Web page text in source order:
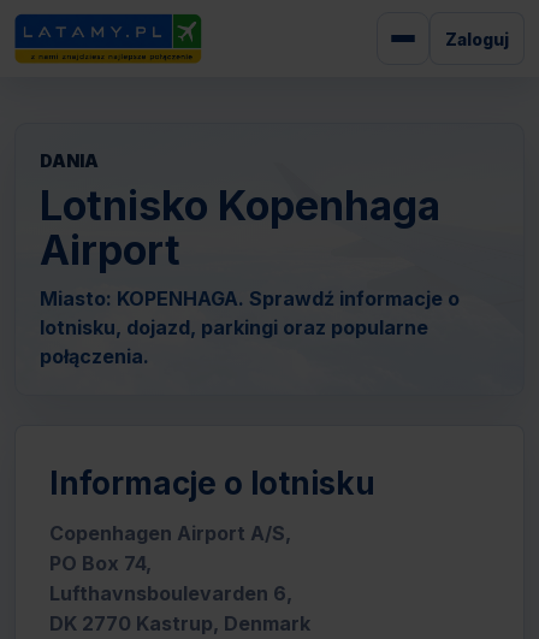
Zaloguj
DANIA
Lotnisko Kopenhaga
Airport
Miasto: KOPENHAGA. Sprawdź informacje o
lotnisku, dojazd, parkingi oraz popularne
połączenia.
Informacje o lotnisku
Copenhagen Airport A/S,
PO Box 74,
Lufthavnsboulevarden 6,
DK 2770 Kastrup, Denmark